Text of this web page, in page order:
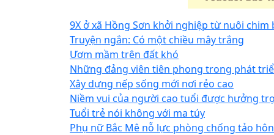
9X ở xã Hồng Sơn khởi nghiệp từ nuôi chim
Truyện ngắn: Có một chiều mây trắng
Ươm mầm trên đất khó
Những đảng viên tiên phong trong phát
Xây dựng nếp sống mới nơi rẻo cao
Niềm vui của người cao tuổi được hưởng
Tuổi trẻ nói không với ma túy
Phụ nữ Bắc Mê nỗ lực phòng chống tảo hôn